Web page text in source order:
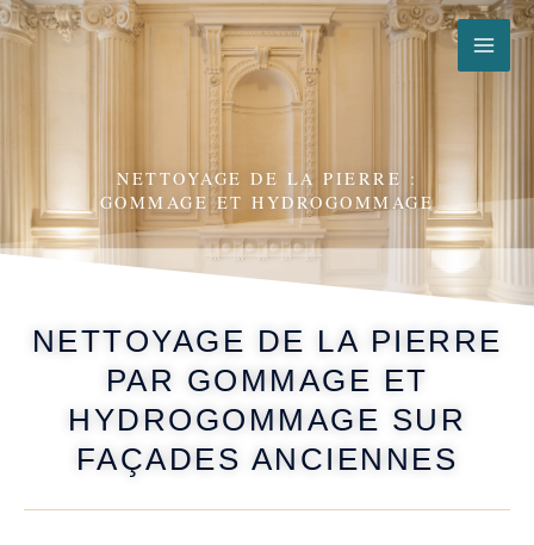
Aller
au
NETTOYAGE DE LA PIERRE :
GOMMAGE ET HYDROGOMMAGE
NETTOYAGE DE LA PIERRE
PAR GOMMAGE ET
HYDROGOMMAGE SUR
FAÇADES ANCIENNES